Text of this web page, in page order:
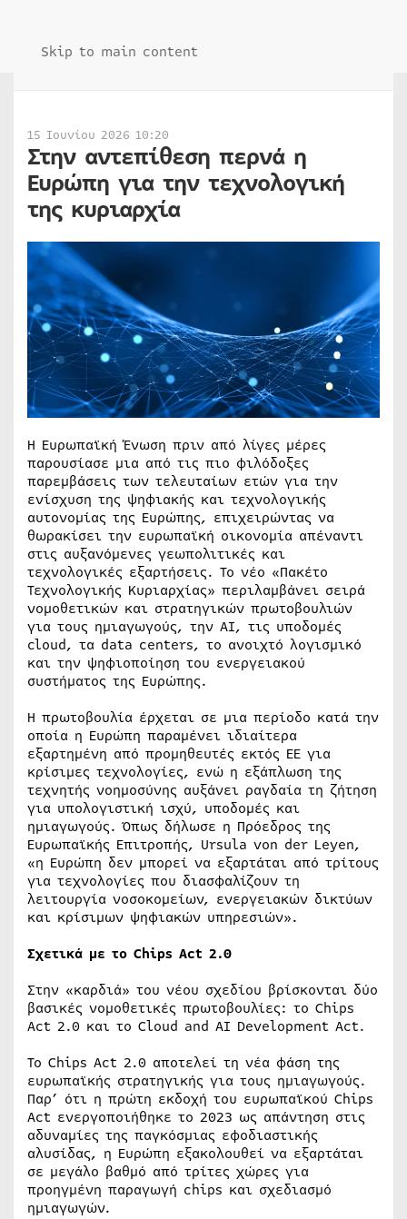
Skip to main content
15 Ιουνίου 2026 10:20
Στην αντεπίθεση περνά η
Ευρώπη για την τεχνολογική
της κυριαρχία
Η Ευρωπαϊκή Ένωση πριν από λίγες μέρες
παρουσίασε μια από τις πιο φιλόδοξες
παρεμβάσεις των τελευταίων ετών για την
ενίσχυση της ψηφιακής και τεχνολογικής
αυτονομίας της Ευρώπης, επιχειρώντας να
θωρακίσει την ευρωπαϊκή οικονομία απέναντι
στις αυξανόμενες γεωπολιτικές και
τεχνολογικές εξαρτήσεις. Το νέο «Πακέτο
Τεχνολογικής Κυριαρχίας» περιλαμβάνει σειρά
νομοθετικών και στρατηγικών πρωτοβουλιών
για τους ημιαγωγούς, την ΑΙ, τις υποδομές
cloud, τα data centers, το ανοιχτό λογισμικό
και την ψηφιοποίηση του ενεργειακού
συστήματος της Ευρώπης.
Η πρωτοβουλία έρχεται σε μια περίοδο κατά την
οποία η Ευρώπη παραμένει ιδιαίτερα
εξαρτημένη από προμηθευτές εκτός ΕΕ για
κρίσιμες τεχνολογίες, ενώ η εξάπλωση της
τεχνητής νοημοσύνης αυξάνει ραγδαία τη ζήτηση
για υπολογιστική ισχύ, υποδομές και
ημιαγωγούς. Όπως δήλωσε η Πρόεδρος της
Ευρωπαϊκής Επιτροπής, Ursula von der Leyen,
«η Ευρώπη δεν μπορεί να εξαρτάται από τρίτους
για τεχνολογίες που διασφαλίζουν τη
λειτουργία νοσοκομείων, ενεργειακών δικτύων
και κρίσιμων ψηφιακών υπηρεσιών».
Σχετικά με το Chips Act 2.0
Στην «καρδιά» του νέου σχεδίου βρίσκονται δύο
βασικές νομοθετικές πρωτοβουλίες: το Chips
Act 2.0 και το Cloud and AI Development Act.
Το Chips Act 2.0 αποτελεί τη νέα φάση της
ευρωπαϊκής στρατηγικής για τους ημιαγωγούς.
Παρ’ ότι η πρώτη εκδοχή του ευρωπαϊκού Chips
Act ενεργοποιήθηκε το 2023 ως απάντηση στις
αδυναμίες της παγκόσμιας εφοδιαστικής
αλυσίδας, η Ευρώπη εξακολουθεί να εξαρτάται
σε μεγάλο βαθμό από τρίτες χώρες για
προηγμένη παραγωγή chips και σχεδιασμό
ημιαγωγών.